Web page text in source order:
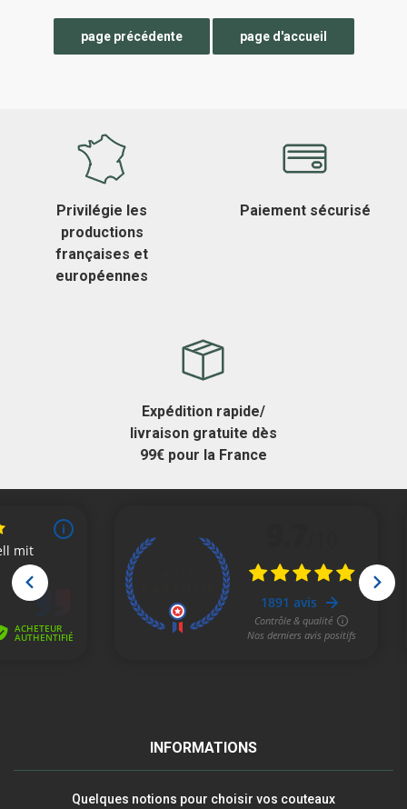
Privilégie les
productions
françaises et
européennes
Paiement sécurisé
Expédition rapide/
livraison gratuite dès
99€ pour la France
INFORMATIONS
Quelques notions pour choisir vos couteaux